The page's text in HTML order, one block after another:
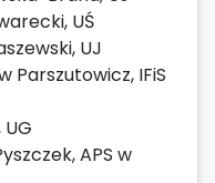
UŚ
UJ
Parszutowicz, IFiS
APS w